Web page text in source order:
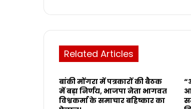
Related Articles
बांकी मोंगरा में पत्रकारों की बैठक
में बड़ा निर्णय, भाजपा नेता भागवत
विश्वकर्मा के समाचार बहिष्कार का